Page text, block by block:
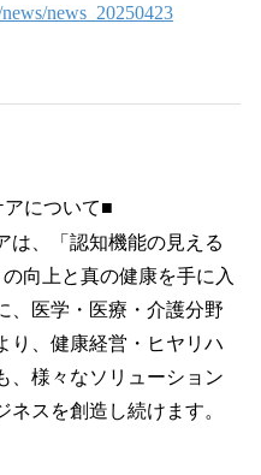
news_20250423
について■
は、「認知機能の見える
向上と真の健康を手に入
、医学・医療・介護分野
り、健康経営・ヒヤリハ
、様々なソリューション
スを創造し続けます。